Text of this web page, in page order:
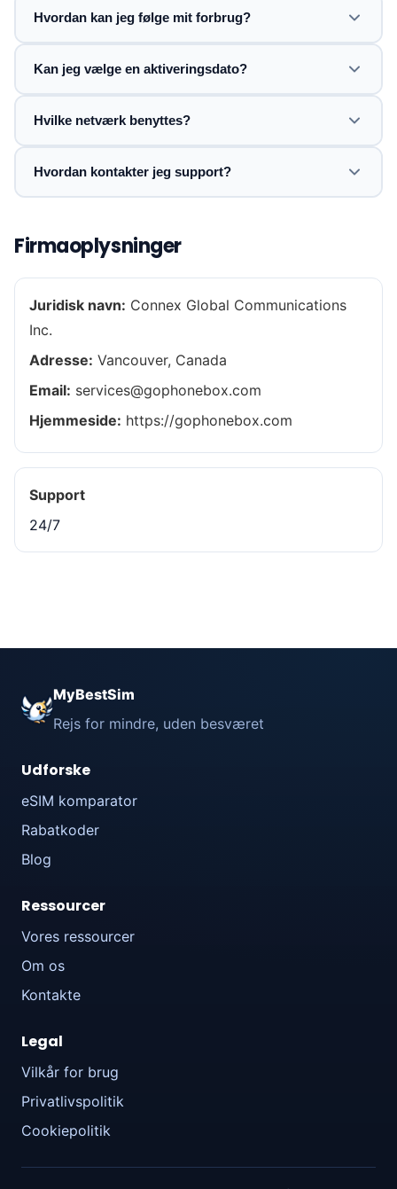
Hvordan kan jeg følge mit forbrug?
Kan jeg vælge en aktiveringsdato?
Hvilke netværk benyttes?
Hvordan kontakter jeg support?
Firmaoplysninger
Juridisk navn: Connex Global Communications
Inc.
Adresse: Vancouver, Canada
Email: services@gophonebox.com
Hjemmeside: https://gophonebox.com
Support
24/7
MyBestSim
Rejs for mindre, uden besværet
Udforske
eSIM komparator
Rabatkoder
Blog
Ressourcer
Vores ressourcer
Om os
Kontakte
Legal
Vilkår for brug
Privatlivspolitik
Cookiepolitik